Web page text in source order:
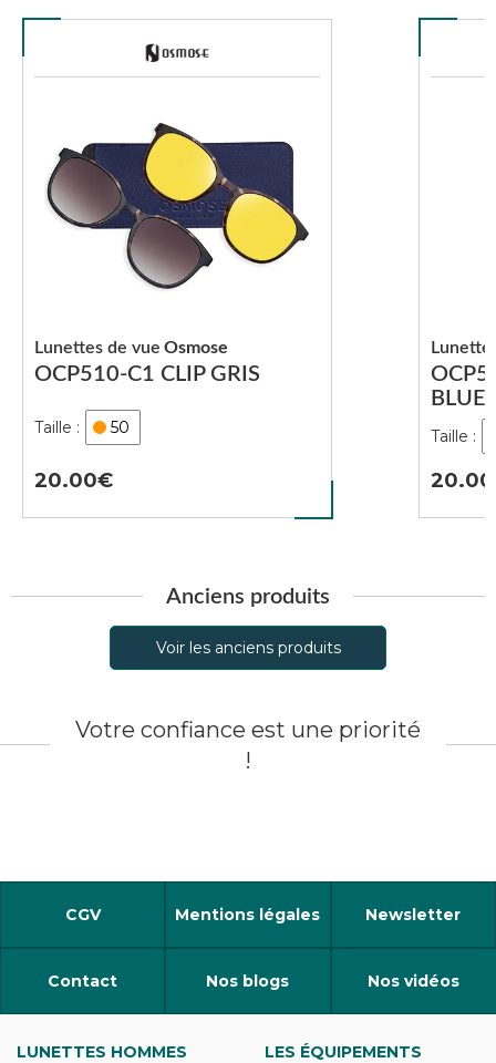
OCP510-C1 CLIP GRIS
Lunettes de vue Osmose
50
20.00 20.00
Anciens produits
Voir les anciens produits
Votre confiance est une priorité
!
CGV Mentions légales Newsletter
Contact Nos blogs Nos vidéos
LUNETTES HOMMES
LES ÉQUIPEMENTS